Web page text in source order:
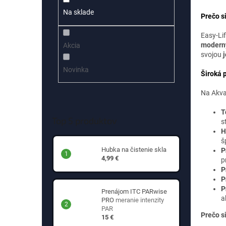
Na sklade
Akcia
Novinka
Hubka na čistenie skla
4,99 €
Prenájom ITC PARwise
PRO meranie intenzity
PAR
15 €
Prečo
Easy-
svojou
Široká
Na
Prečo